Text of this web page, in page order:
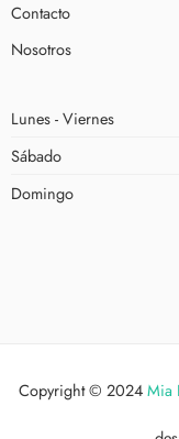
Contacto
Nosotros
Lunes - Viernes
Sábado
Domingo
Copyright © 2024Mia